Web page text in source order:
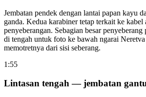
Jembatan pendek dengan lantai papan kayu
ganda. Kedua karabiner tetap terkait ke kabel
penyeberangan. Sebagian besar
di tengah untuk foto ke bawah ngarai
memotretnya dari sisi seberang.
1:55
Lintasan tengah — jembatan